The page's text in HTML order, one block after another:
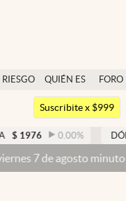
RIESGO
QUIÉN ES
QUIÉN
FORO
Argentina
México
Suscribite x $999
% DÓLAR MEP
minuto a minuto